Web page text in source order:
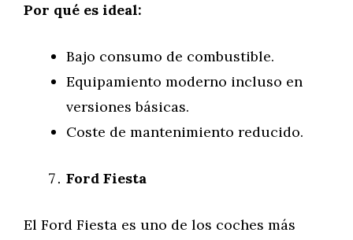
Por qué es ideal:
Bajo consumo de combustible.
Equipamiento moderno incluso en
versiones básicas.
Coste de mantenimiento reducido.
Ford Fiesta
El Ford Fiesta es uno de los coches más